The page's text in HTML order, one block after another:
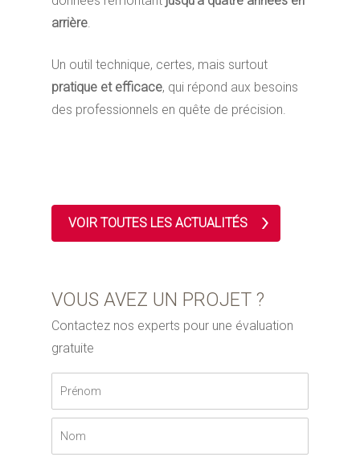
arrière.
Un outil technique, certes, mais surtout
pratique et efficace, qui répond aux besoins
des professionnels en quête de précision.
VOIR TOUTES LES ACTUALITÉS
VOUS AVEZ UN PROJET ?
Contactez nos experts pour une évaluation
gratuite